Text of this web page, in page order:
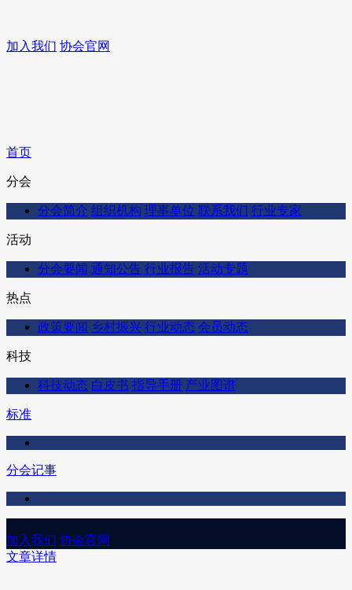
加入我们 协会官网
首页
分会
分会简介 组织机构 理事单位 联系我们 行业专家
活动
分会要闻 通知公告 行业报告 活动专题
热点
政策要闻 乡村振兴 行业动态 会员动态
科技
科技动态 白皮书 指导手册 产业图谱
标准
分会记事
加入我们 协会官网
文章详情